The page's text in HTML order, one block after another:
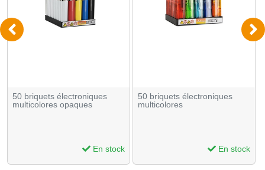
50 briquets électroniques
multicolores opaques
En stock
50 briquets électroniques
multicolores
En stock